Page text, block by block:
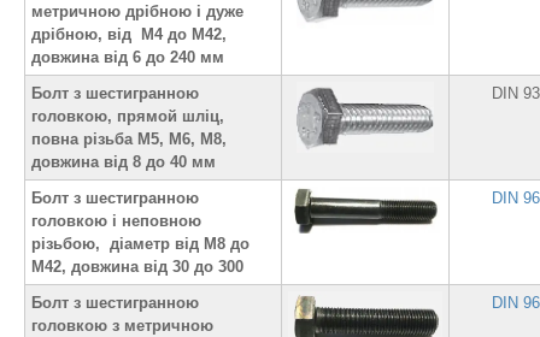
метричною дрібною і дуже
дрібною, від М4 до М42,
довжина від 6 до 240 мм
Болт з шестигранною
головкою, прямой шліц,
повна різьба М5, М6, М8,
довжина від 8 до 40 мм
DIN
Болт з шестигранною
головкою і неповною
різьбою, діаметр від М8 до
М42, довжина від 30 до 300
DIN
Болт з шестигранною
головкою з метричною
DIN